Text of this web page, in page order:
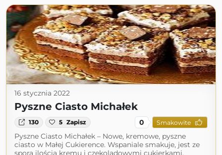
16 stycznia 2022
Pyszne Ciasto Michałek
130 5 Zapisz 0 Smakowite
Pyszne Ciasto Michałek – Nowe, kremowe, pyszne
ciasto w Małej Cukierence. Wspaniale smakuje, jest ze
sporą ilością kremu i czekoladowymi cukierkami,